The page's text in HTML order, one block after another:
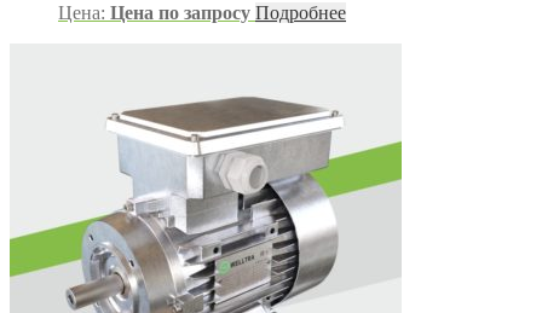
Цена: Цена по запросу Подробнее